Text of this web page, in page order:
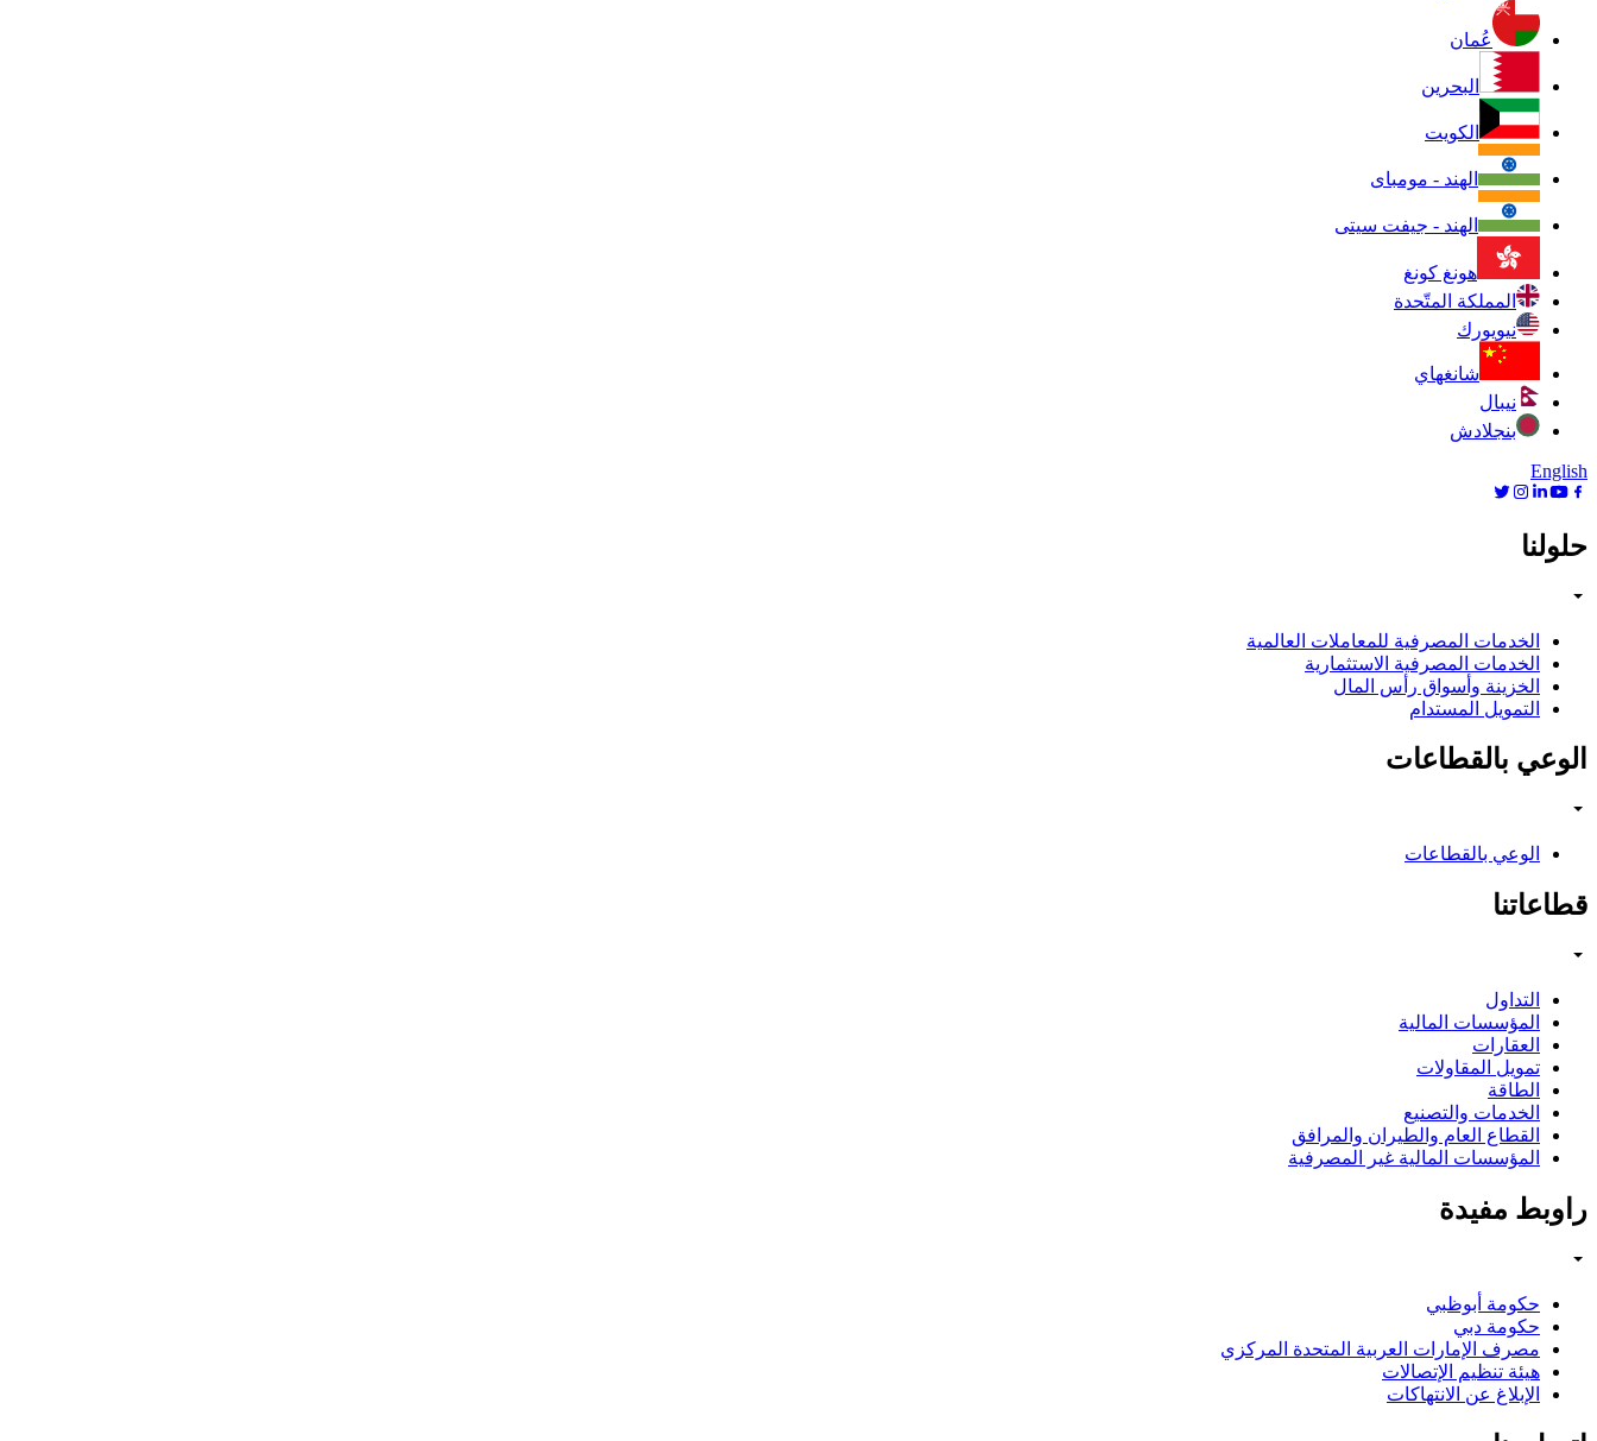
عُمان
البحرين
الكويت
الهند - مومباى
الهند - جيفت سيتى
هونغ كونغ
المملكة المتّحدة
نيويورك
شانغهاي
نيبال
بنجلادش
English
حلولنا
الخدمات المصرفية للمعاملات العالمية
الخدمات المصرفية الاستثمارية
الخزينة وأسواق رأس المال
التمويل المستدام
الوعي بالقطاعات
الوعي بالقطاعات
قطاعاتنا
التداول
المؤسسات المالية
العقارات
تمويل المقاولات
الطاقة
الخدمات والتصنيع
القطاع العام والطيران والمرافق
المؤسسات المالية غير المصرفية
راوبط مفيدة
حكومة أبوظبي
حكومة دبي
مصرف الإمارات العربية المتحدة المركزي
هيئة تنظيم الإتصالات
الإبلاغ عن الانتهاكات